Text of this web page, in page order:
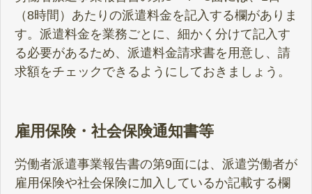
（8時間）あたりの派遣料金を記入する欄がありま
す。派遣料金を業務ごとに、細かく分けて記入す
る必要があるため、派遣料金請求書を用意し、請
求額をチェックできるようにしておきましょう。
雇用保険・社会保険通知書等
労働者派遣事業報告書の第9面には、派遣労働者が
雇用保険や社会保険に加入しているか記載する欄